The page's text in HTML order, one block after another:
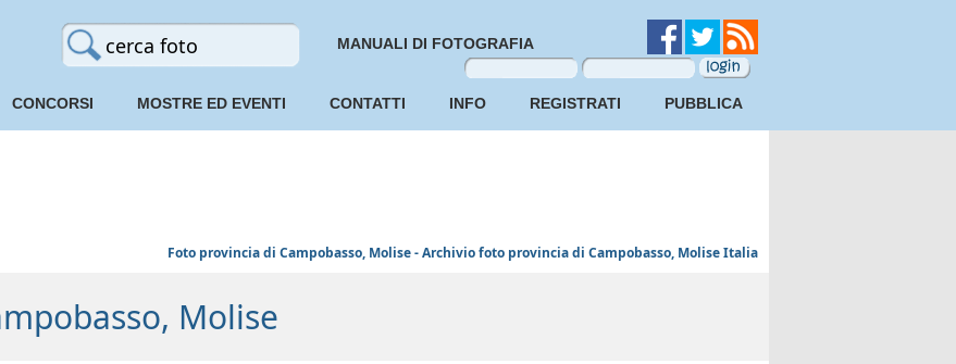
MANUALI DI FOTOGRAFIA
CONCORSI MOSTRE ED EVENTI CONTATTI INFO REGISTRATI PUBBLICA
Foto provincia di Campobasso, Molise - Archivio foto provincia di Campobasso, Molise Italia
Molise